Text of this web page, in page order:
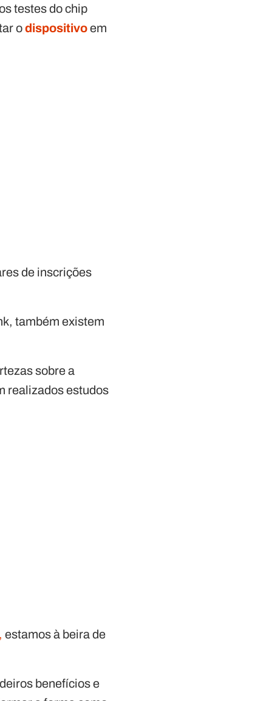
testes do chip
odispositivoem
de inscrições
também existem
sobre a
realizados estudos
, estamos à beira de
benefícios e